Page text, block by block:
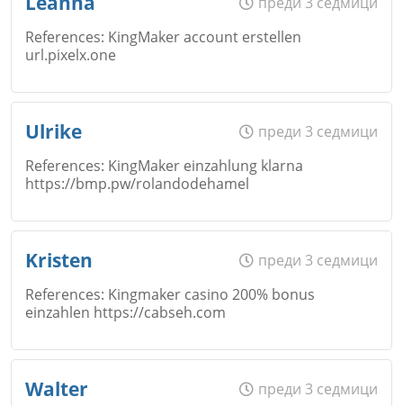
Email
Коментар*
Откажи
References: KingMaker account erstellen
url.pixelx.one
Email
Коментар*
Ulrike
преди 3 седмици
References: KingMaker einzahlung klarna
https://bmp.pw/rolandodehamel
Email
Kristen
преди 3 седмици
References: Kingmaker casino 200% bonus
einzahlen https://cabseh.com
Walter
преди 3 седмици